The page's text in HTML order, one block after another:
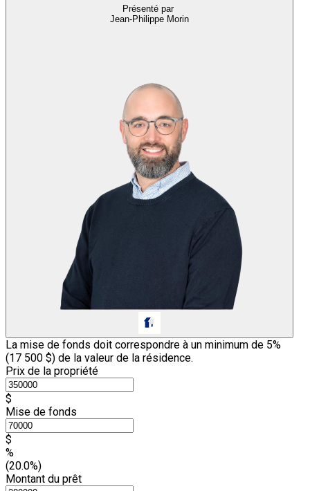
Présenté par
Jean-Philippe Morin
La mise de fonds doit correspondre à un minimum de 5%
(17 500 $) de la valeur de la résidence.
Prix de la propriété
$
Mise de fonds
$
%
(20.0%)
Montant du prêt